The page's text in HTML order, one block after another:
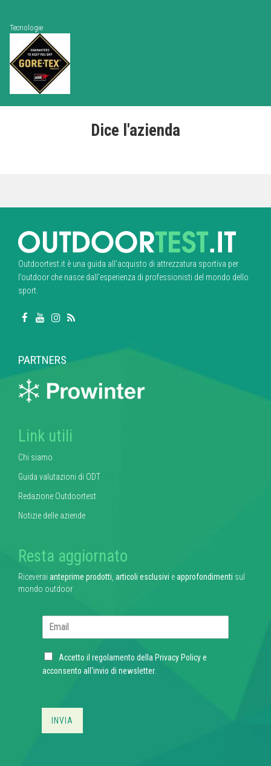
Tecnologie
Dice l'azienda
Outdoortest.it è una guida all’acquisto di attrezzatura sportiva per
l’outdoor che nasce dall’esperienza di professionisti del mondo dello
sport.
PARTNERS
Link utili
Chi siamo
Guida valutazioni di ODT
Redazione Outdoortest
Notizie delle aziende
Resta aggiornato
Riceverai anteprime prodotti articoli esclusivi eapprofondimenti sul
mondo outdoor
l
C
h
Accetto il regolamento della Privacy Policye
acconsento all'invio di newsletter.
INVIA